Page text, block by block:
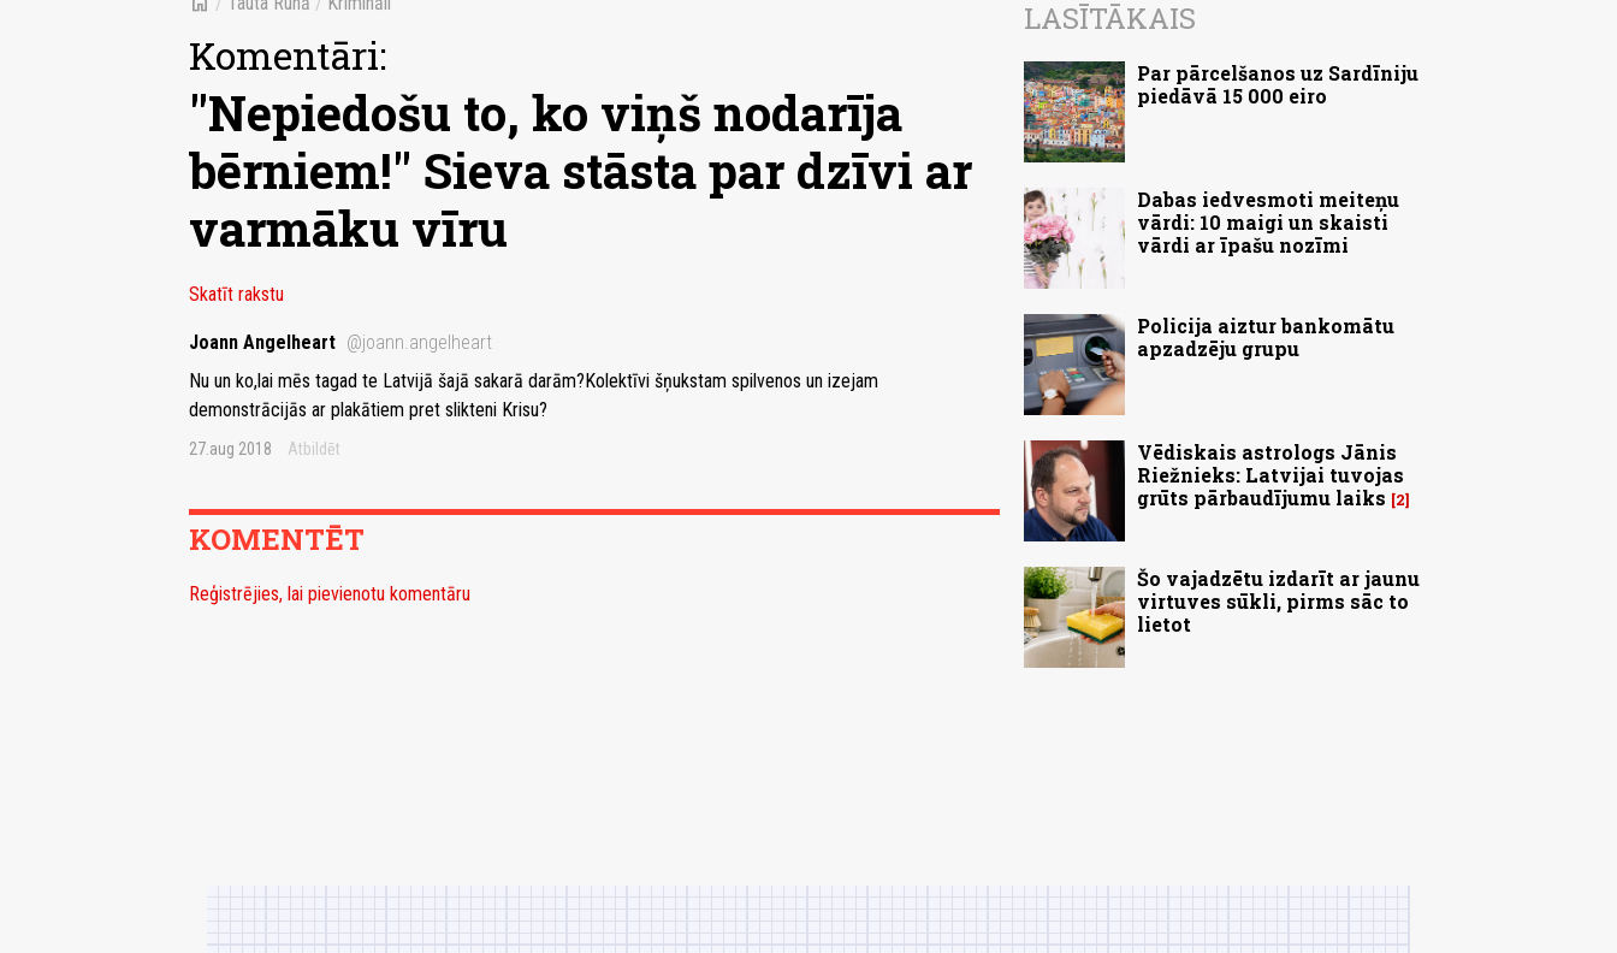
Komentāri:
"Nepiedošu to, ko viņš nodarīja
bērniem!" Sieva stāsta par dzīvi ar
varmāku vīru
Skatīt rakstu
Joann Angelheart @joann.angelheart
Nu un ko,lai mēs tagad te Latvijā šajā sakarā darām?Kolektīvi šņukstam spilvenos un izejam
demonstrācijās ar plakātiem pret slikteni Krisu?
27.aug 2018 Atbildēt
KOMENTĒT
Reģistrējies, lai pievienotu komentāru
LASĪTĀKAIS
Par pārcelšanos uz Sardīniju
piedāvā 15 000 eiro
Dabas iedvesmoti meiteņu
vārdi: 10 maigi un skaisti
vārdi ar īpašu nozīmi
Policija aiztur bankomātu
apzadzēju grupu
Vēdiskais astrologs Jānis
Riežnieks: Latvijai tuvojas
grūts pārbaudījumu laiks
2
Šo vajadzētu izdarīt ar jaunu
virtuves sūkli, pirms sāc to
lietot